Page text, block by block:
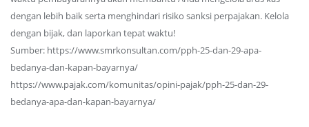
dengan lebih baik serta menghindari risiko sanksi perpajakan. Kelola
dengan bijak, dan laporkan tepat waktu!
Sumber: https://www.smrkonsultan.com/pph-25-dan-29-apa-
bedanya-dan-kapan-bayarnya/
https://www.pajak.com/komunitas/opini-pajak/pph-25-dan-29-
bedanya-apa-dan-kapan-bayarnya/